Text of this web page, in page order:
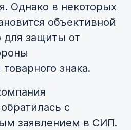
Однако в некоторых
объективной
защиты от
знака.
с
заявлением в СИП.